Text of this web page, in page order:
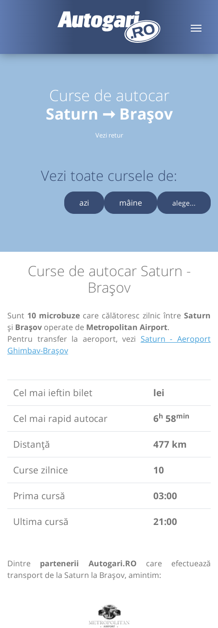
Curse de autocar
Saturn ➞ Brașov
Vezi retur
Vezi toate cursele de:
azi mâine alege...
Curse de autocar Saturn -
Brașov
Sunt 10 microbuze care călătoresc zilnic între Saturn
și Brașov operate de Metropolitan Airport.
Pentru transfer la aeroport, vezi Saturn - Aeroport
Ghimbav-Brașov
Cel mai ieftin bilet
lei
Cel mai rapid autocar
6h 58min
Distanță
477 km
Curse zilnice
10
Prima cursă
03:00
Ultima cursă
21:00
Dintre partenerii Autogari.RO care efectuează
transport de la Saturn la Brașov, amintim: